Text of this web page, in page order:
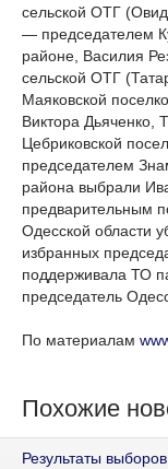
сельской ОТГ
— председателем
районе, Василия
сельской ОТГ
Маяковской
Виктора Дьяченко,
Цебриковской
председателем
района выбрали
предварительным
Одесской области
избранных
поддерживала ТО
председатель
По материалам
Похожие
Результаты